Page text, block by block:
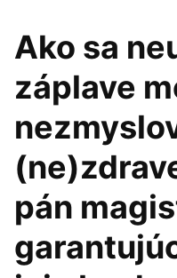
Ako sa
záplave
pán